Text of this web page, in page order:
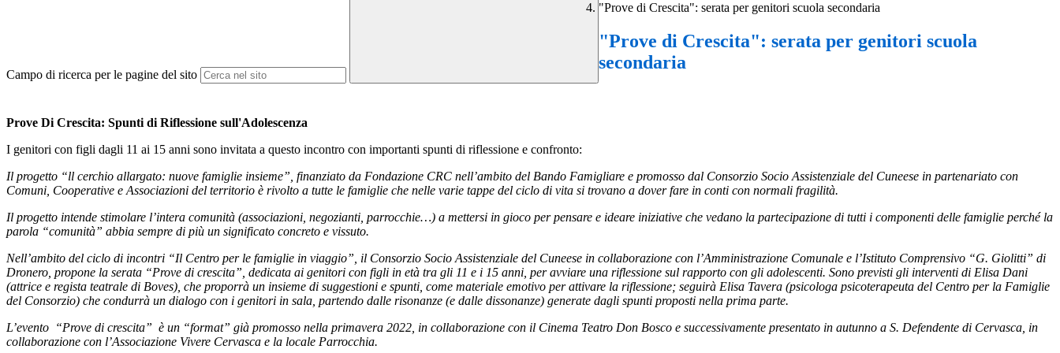
Campo di ricerca per le pagine del sito
"Prove di Crescita": serata per genitori scuola secondaria
"Prove di Crescita": serata per genitori scuola
secondaria
Prove Di Crescita: Spunti di Riflessione sull'Adolescenza
I genitori con figli dagli 11 ai 15 anni sono invitata a questo incontro con importanti spunti di riflessione e confronto:
Il progetto “ll cerchio allargato: nuove famiglie insieme”, finanziato da Fondazione CRC nell’ambito del Bando Famigliare e promosso dal Consorzio Socio Assistenziale del Cuneese in partenariato con
Comuni, Cooperative e Associazioni del territorio è rivolto a tutte le famiglie che nelle varie tappe del ciclo di vita si trovano a dover fare in conti con normali fragilità.
Il progetto intende stimolare l’intera comunità (associazioni, negozianti, parrocchie…) a mettersi in gioco per pensare e ideare iniziative che vedano la partecipazione di tutti i componenti delle famiglie perché la
parola “comunità” abbia sempre di più un significato concreto e vissuto.
Nell’ambito del ciclo di incontri “Il Centro per le famiglie in viaggio”, il Consorzio Socio Assistenziale del Cuneese in collaborazione con l’Amministrazione Comunale e l’Istituto Comprensivo “G. Giolitti” di
Dronero, propone la serata “Prove di crescita”, dedicata ai genitori con figli in età tra gli 11 e i 15 anni, per avviare una riflessione sul rapporto con gli adolescenti. Sono previsti gli interventi di Elisa Dani
(attrice e regista teatrale di Boves), che proporrà un insieme di suggestioni e spunti, come materiale emotivo per attivare la riflessione; seguirà Elisa Tavera (psicologa psicoterapeuta del Centro per la Famiglie
del Consorzio) che condurrà un dialogo con i genitori in sala, partendo dalle risonanze (e dalle dissonanze) generate dagli spunti proposti nella prima parte.
L’evento “Prove di crescita” è un “format” già promosso nella primavera 2022, in collaborazione con il Cinema Teatro Don Bosco e successivamente presentato in autunno a S. Defendente di Cervasca, in
collaborazione con l’Associazione Vivere Cervasca e la locale Parrocchia.